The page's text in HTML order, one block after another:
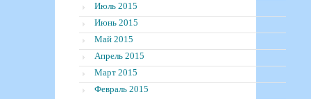
Июль 2015
Июнь 2015
Май 2015
Апрель 2015
Март 2015
Февраль 2015